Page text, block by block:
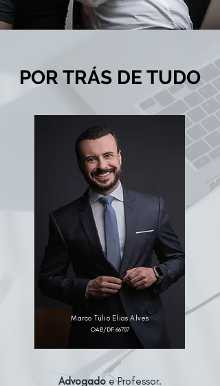
POR TRÁS DE TUDO
Marco Túlio Elias Alves
OAB/DF 66707
Advogado e Professor.